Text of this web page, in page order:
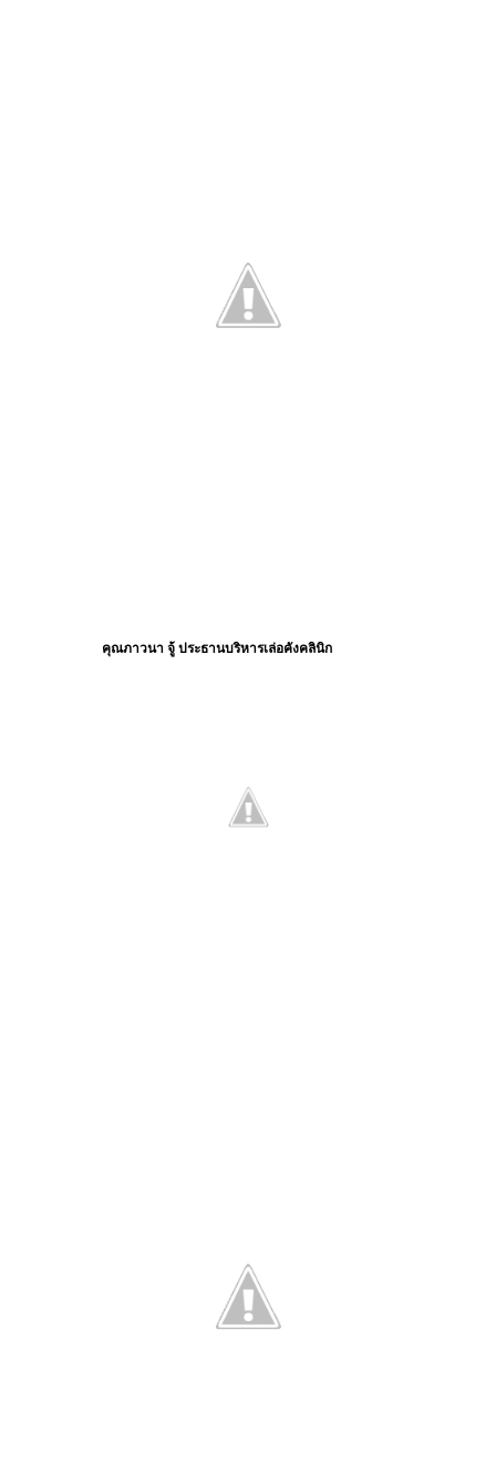
คุณภาวนา จู้ ประธานบริหารเล่อคังคลินิก